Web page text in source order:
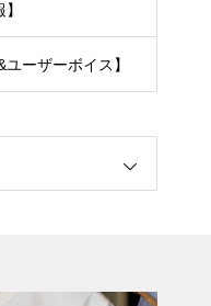
ーザーボイス】